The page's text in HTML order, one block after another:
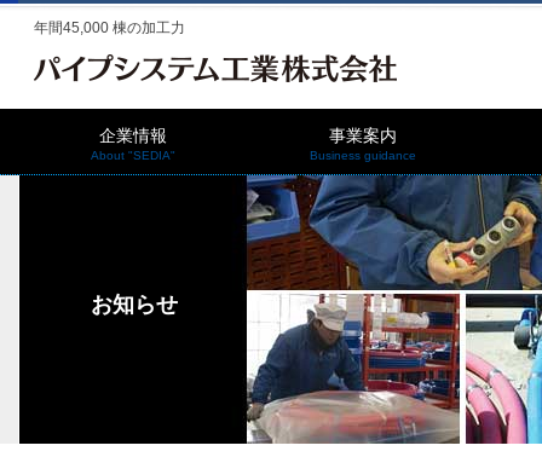
年間45,000 棟の加工力
企業情報
About "SEDIA"
事業案内
Business guidance
お知らせ